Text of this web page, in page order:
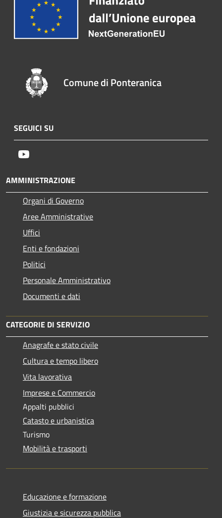
Comune di Ponteranica
SEGUICI SU
AMMINISTRAZIONE
Organi di Governo
Aree Amministrative
Uffici
Enti e fondazioni
Politici
Personale Amministrativo
Documenti e dati
CATEGORIE DI SERVIZIO
Anagrafe e stato civile
Cultura e tempo libero
Vita lavorativa
Imprese e Commercio
Appalti pubblici
Catasto e urbanistica
Turismo
Mobilità e trasporti
Educazione e formazione
Giustizia e sicurezza pubblica